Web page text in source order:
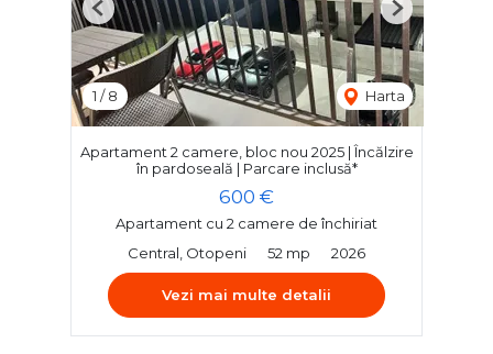
1 /8 Harta
Previous Next
Apartament 2 camere, bloc nou 2025 | Încălzire
în pardoseală | Parcare inclusă*
600 €
Apartament cu 2 camere de închiriat
Central, Otopeni
52 mp 2026
Vezi mai multe detalii